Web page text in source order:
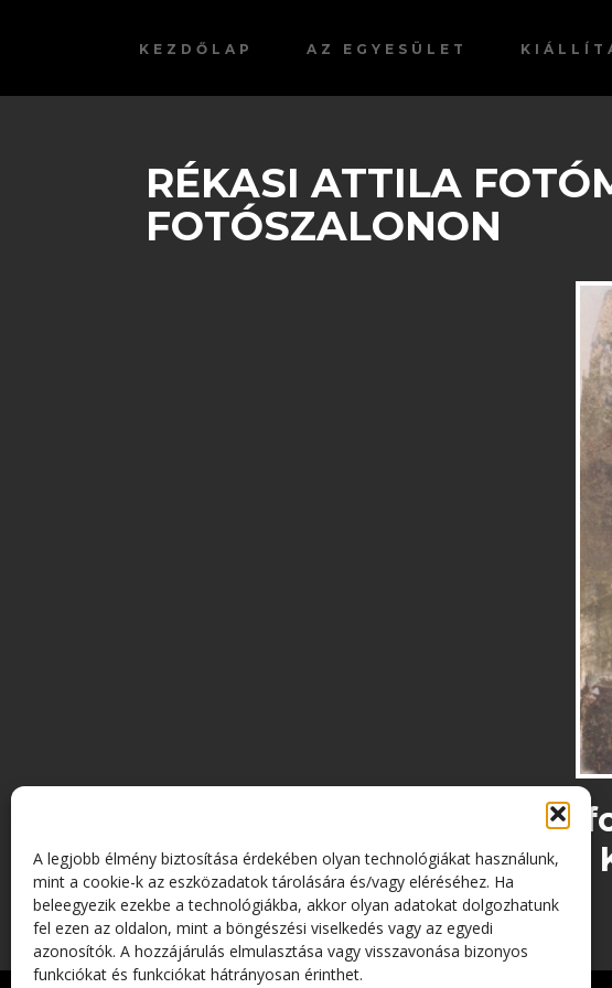
A legjobb élmény biztosítása érdekében olyan technológiákat használunk,
mint a cookie-k az eszközadatok tárolására és/vagy eléréséhez. Ha
beleegyezik ezekbe a technológiákba, akkor olyan adatokat dolgozhatunk
fel ezen az oldalon, mint a böngészési viselkedés vagy az egyedi
azonosítók. A hozzájárulás elmulasztása vagy visszavonása bizonyos
funkciókat és funkciókat hátrányosan érinthet.
KEZDŐLAP AZ EGYESÜLET
RÉKASI ATTILA
FOTÓSZALONON
Rékasi Attila
Fotószalonon